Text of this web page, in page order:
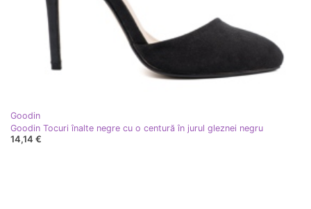
Goodin
Goodin Tocuri înalte negre cu o centură în jurul gleznei negru
14,14 €